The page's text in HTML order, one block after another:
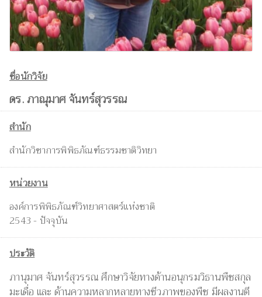
ชื่อนักวิจัย
ดร. ภาณุมาศ จันทร์สุวรรณ
สำนัก
สำนักวิชาการพิพิธภัณฑ์ธรรมชาติวิทยา
หน่วยงาน
องค์การพิพิธภัณฑ์วิทยาศาสตร์แห่งชาติ
2543 - ปัจจุบัน
ประวัติ
ภานุมาศ จันทร์สุวรรณ ศึกษาวิจัยทางด้านอนุกรมวิธานพืชสกุล
มะเดื่อ และ ด้านความหลากหลายทางชีวภาพของพืช มีผลงานตี